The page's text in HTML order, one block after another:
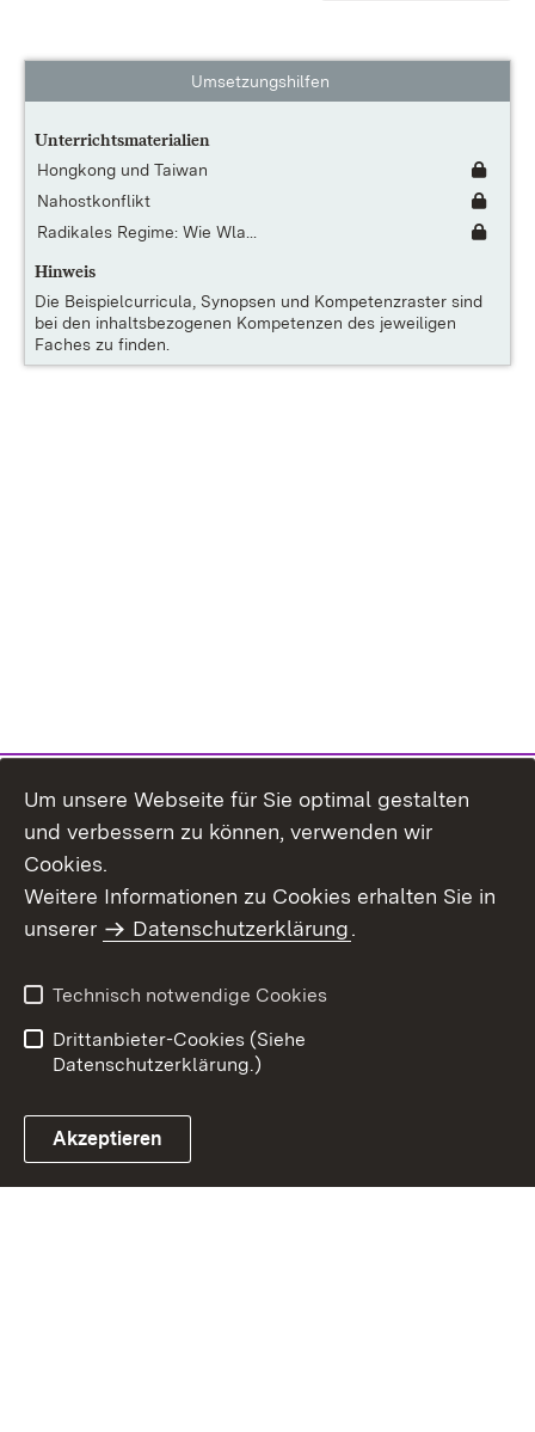
Umsetzungshilfen
Unterrichtsmaterialien
Hongkong und Taiwan
Nahostkonflikt
Radikales Regime: Wie Wla...
Hinweis
Die Beispielcurricula, Synopsen und Kompetenzraster sind
bei den inhaltsbezogenen Kompetenzen des jeweiligen
Faches zu finden.
Um unsere Webseite für Sie optimal gestalten
und verbessern zu können, verwenden wir
Cookies.
Weitere Informationen zu Cookies erhalten Sie in
unserer
Datenschutzerklärung.
Technisch notwendige Cookies
Drittanbieter-Cookies (Siehe
Datenschutzerklärung.)
Akzeptieren